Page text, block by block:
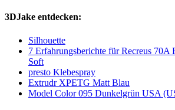
3DJake entdecken:
Silhouette
7 Erfahrungsberichte für Recreus
Soft
presto Klebespray
Extrudr XPETG Matt Blau
Model Color 095 Dunkelgrün USA